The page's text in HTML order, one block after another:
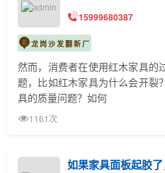
15999680387
龙岗沙发翻新厂
然而，消费者在使用红木家具的
题，比如红木家具为什么会开裂
具的质量问题？如何
1161次
如果家具面板起胶了